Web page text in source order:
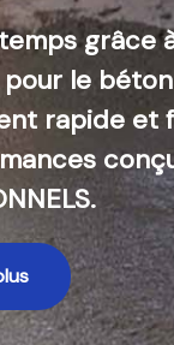
grâce
le
rapide et